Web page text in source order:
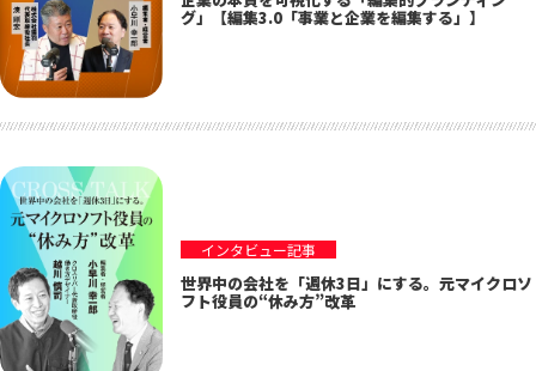
グ」【編集3.0「事業と企業を編集する」】
インタビュー記事
世界中の会社を「週休3日」にする。元マイクロソ
フト役員の“休み方”改革